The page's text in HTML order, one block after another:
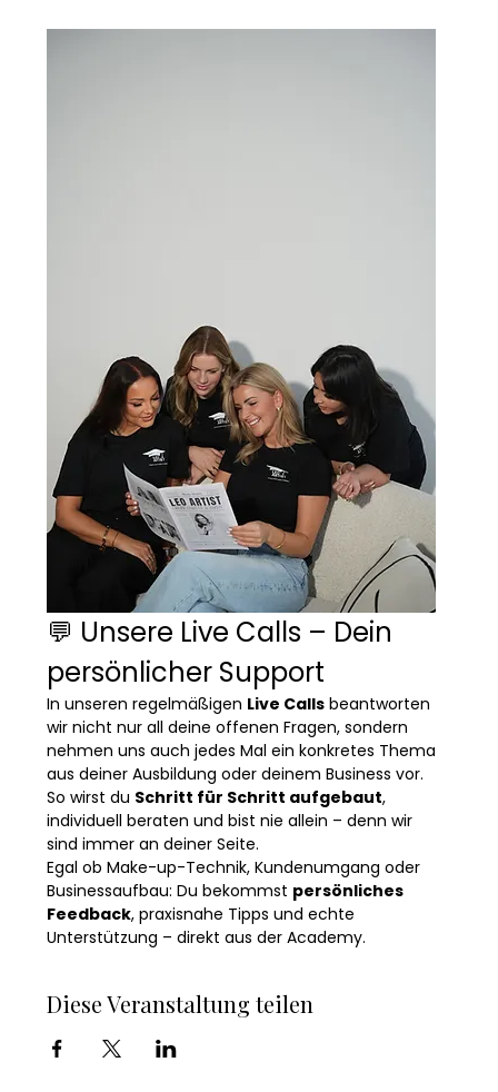
💬 Unsere Live Calls – Dein
persönlicher Support
In unseren regelmäßigen Live Calls beantworten
wir nicht nur all deine offenen Fragen, sondern
nehmen uns auch jedes Mal ein konkretes Thema
aus deiner Ausbildung oder deinem Business vor.
So wirst du Schritt für Schritt aufgebaut,
individuell beraten und bist nie allein – denn wir
sind immer an deiner Seite.
Egal ob Make-up-Technik, Kundenumgang oder
Businessaufbau: Du bekommst persönliches
Feedback, praxisnahe Tipps und echte
Unterstützung – direkt aus der Academy.
Diese Veranstaltung teilen